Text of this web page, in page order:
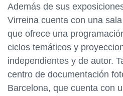
Además de sus
Virreina cuenta con una
que ofrece una
ciclos temáticos y
independientes y de autor.
centro de documentación
Barcelona, que cuenta con